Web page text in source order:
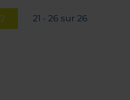
2 21 - 26 sur 26